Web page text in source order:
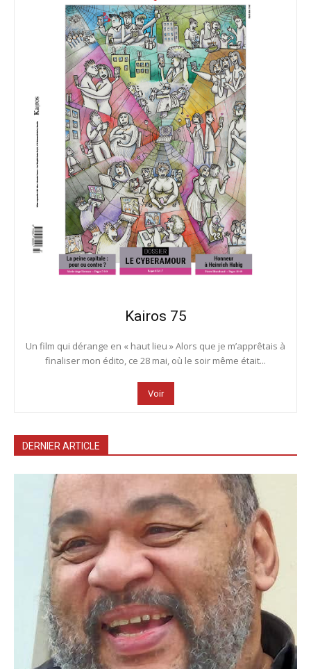
Kairos 75
Un film qui dérange en « haut lieu » Alors que je m’apprêtais à
finaliser mon édito, ce 28 mai, où le soir même était...
Voir
DERNIER ARTICLE